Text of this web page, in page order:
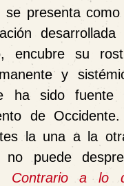
se presenta como
desarrollada
encubresu
y
ha sido fuente
de
la una a la
no puede
Contrario a lo